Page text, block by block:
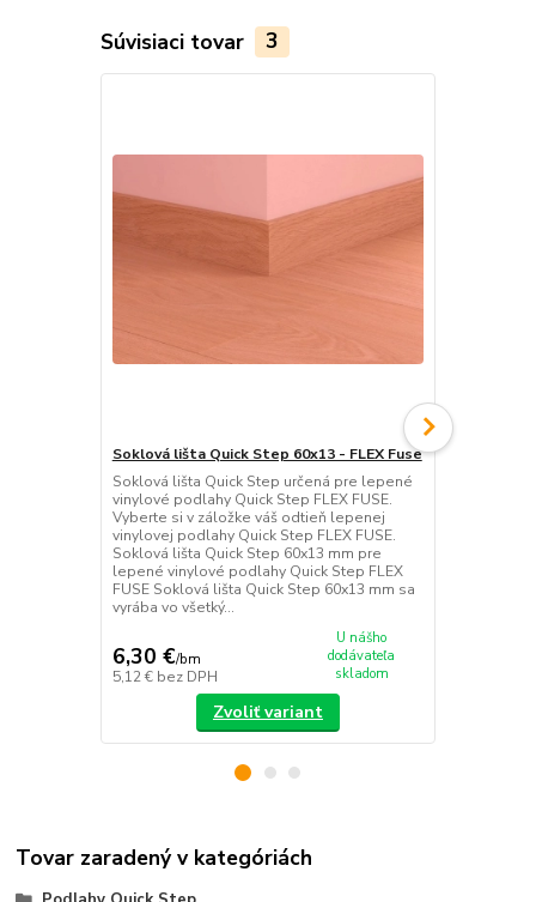
Súvisiaci tovar 3
Soklová lišta Quick Step 60x13 - FLEX Fuse
Soklová lišta Quick Step určená pre lepené
vinylové podlahy Quick Step FLEX FUSE.
Vyberte si v záložke váš odtieň lepenej
vinylovej podlahy Quick Step FLEX FUSE.
Soklová lišta Quick Step 60x13 mm pre
lepené vinylové podlahy Quick Step FLEX
FUSE Soklová lišta Quick Step 60x13 mm sa
vyrába vo všetký...
6,30 €/bm
5,12 € bez DPH
U nášho
dodávateľa
skladom
Zvoliť variant
Tovar zaradený v kategóriách